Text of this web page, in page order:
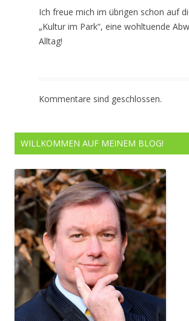
Ich freue mich im übrigen schon auf
„Kultur im Park“, eine wohltuende
Alltag!
Kommentare sind geschlossen.
WILLKOMMEN AUF MEINEM BLOG!